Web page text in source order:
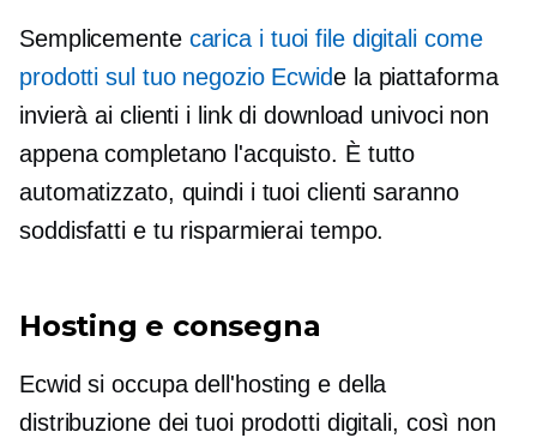
Semplicemente carica i tuoi file digitali come
prodotti sul tuo negozio Ecwide la piattaforma
invierà ai clienti i link di download univoci non
appena completano l'acquisto. È tutto
automatizzato, quindi i tuoi clienti saranno
soddisfatti e tu risparmierai tempo.
Hosting e consegna
Ecwid si occupa dell'hosting e della
distribuzione dei tuoi prodotti digitali, così non